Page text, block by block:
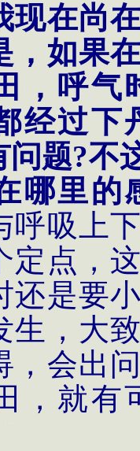
现在尚
，如果
，呼气
经过下
问题?不
哪里的
呼吸上
定点，
还是要
生，大
，会出
，就有